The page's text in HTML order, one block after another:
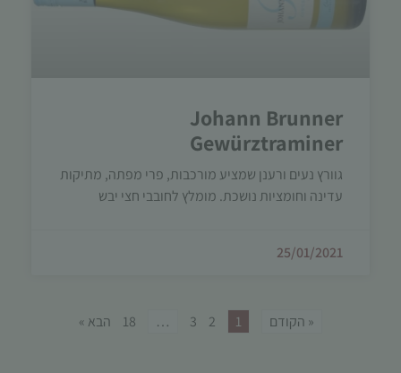
Johann Brunner
Gewürztraminer
גוורץ נעים ורענן שמציע מורכבות, פרי מפתה, מתיקות
עדינה וחומציות נושכת. מומלץ לחובבי חצי יבש
25/01/2021
« הקודם 1
2
3
…
18 הבא »